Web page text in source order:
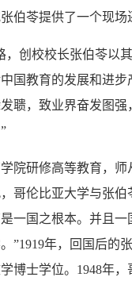
伯苓提供了一个现场
校校长张伯苓以其
国教育的发展和进
聩，致业界奋发图
研修高等教育，师
哥伦比亚大学与张
一国之根本。并且
”1919年，回国后的
博士学位。1948年